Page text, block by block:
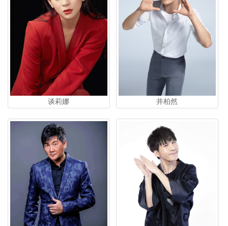
谈莉娜 井柏然